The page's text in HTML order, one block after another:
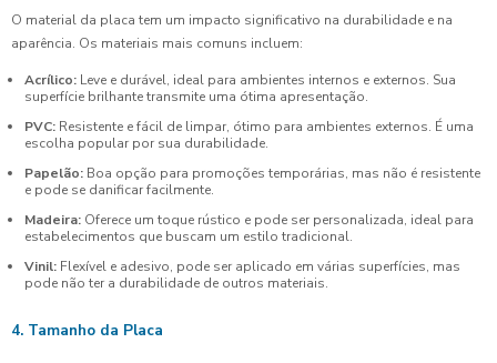
O material da placa tem um impacto significativo na durabilidade e na
aparência. Os materiais mais comuns incluem:
Acrílico: Leve e durável, ideal para ambientes internos e externos. Sua
superfície brilhante transmite uma ótima apresentação.
PVC: Resistente e fácil de limpar, ótimo para ambientes externos. É uma
escolha popular por sua durabilidade.
Papelão: Boa opção para promoções temporárias, mas não é resistente
e pode se danificar facilmente.
Madeira: Oferece um toque rústico e pode ser personalizada, ideal para
estabelecimentos que buscam um estilo tradicional.
Vinil: Flexível e adesivo, pode ser aplicado em várias superfícies, mas
pode não ter a durabilidade de outros materiais.
4. Tamanho da Placa